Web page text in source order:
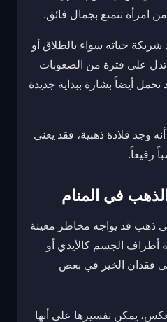
من امرأة تتمتع بجمال فائق.
شريكة حياته سواء بالطلاق أو
تدل على فترة من الصعوبات
تحمل أيضاً بشارة ببداية جديدة
وجد قلادة ذهبية، فقد يعني
رفيعاً.
في المنام
ذهب قد يواجه مخاطر معينة
أطراف الجسم كالأيدي أو
فقدان الخير في بعض
يمكن تفسيرها على أنها